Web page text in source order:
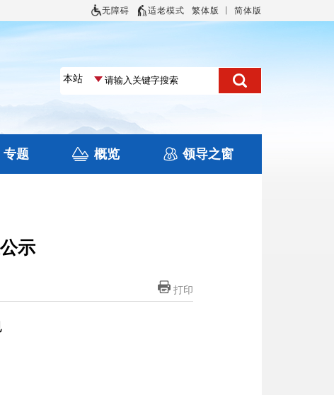
无障碍 适老模式 繁体版 简体版
专题 概览 领导之窗
示
打印